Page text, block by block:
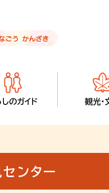
しのガイド 観光・
ンター